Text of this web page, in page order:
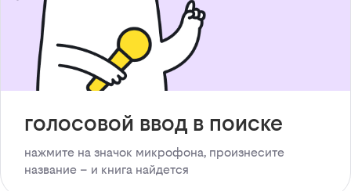
голосовой ввод в поиске
нажмите на значок микрофона, произнесите
название – и книга найдется